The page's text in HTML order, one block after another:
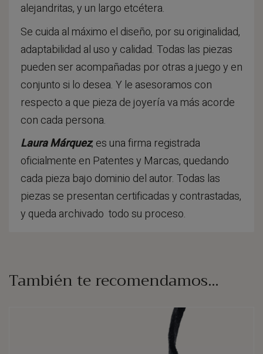
alejandritas, y un largo etcétera.
Se cuida al máximo el diseño, por su originalidad,
adaptabilidad al uso y calidad. Todas las piezas
pueden ser acompañadas por otras a juego y en
conjunto si lo desea. Y le asesoramos con
respecto a que pieza de joyería va más acorde
con cada persona.
Laura Márquez, es una firma registrada
oficialmente en Patentes y Marcas, quedando
cada pieza bajo dominio del autor. Todas las
piezas se presentan certificadas y contrastadas,
y queda archivado todo su proceso.
También te recomendamos…